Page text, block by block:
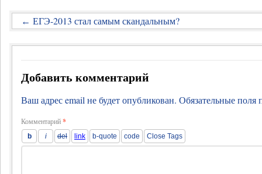
← ЕГЭ-2013 стал самым скандальным?
Добавить комментарий
Ваш адрес email не будет опубликован. Обязательные
Комментарий*